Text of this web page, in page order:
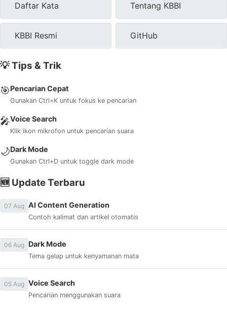
Daftar Kata Tentang KBBI
KBBI Resmi GitHub
💡 Tips & Trik
🎯Pencarian Cepat
Gunakan Ctrl+K untuk fokus ke pencarian
🎤Voice Search
Klik ikon mikrofon untuk pencarian suara
🌙Dark Mode
Gunakan Ctrl+D untuk toggle dark mode
🆕 Update Terbaru
07 Aug AI Content Generation
Contoh kalimat dan artikel otomatis
06 Aug Dark Mode
Tema gelap untuk kenyamanan mata
05 Aug Voice Search
Pencarian menggunakan suara